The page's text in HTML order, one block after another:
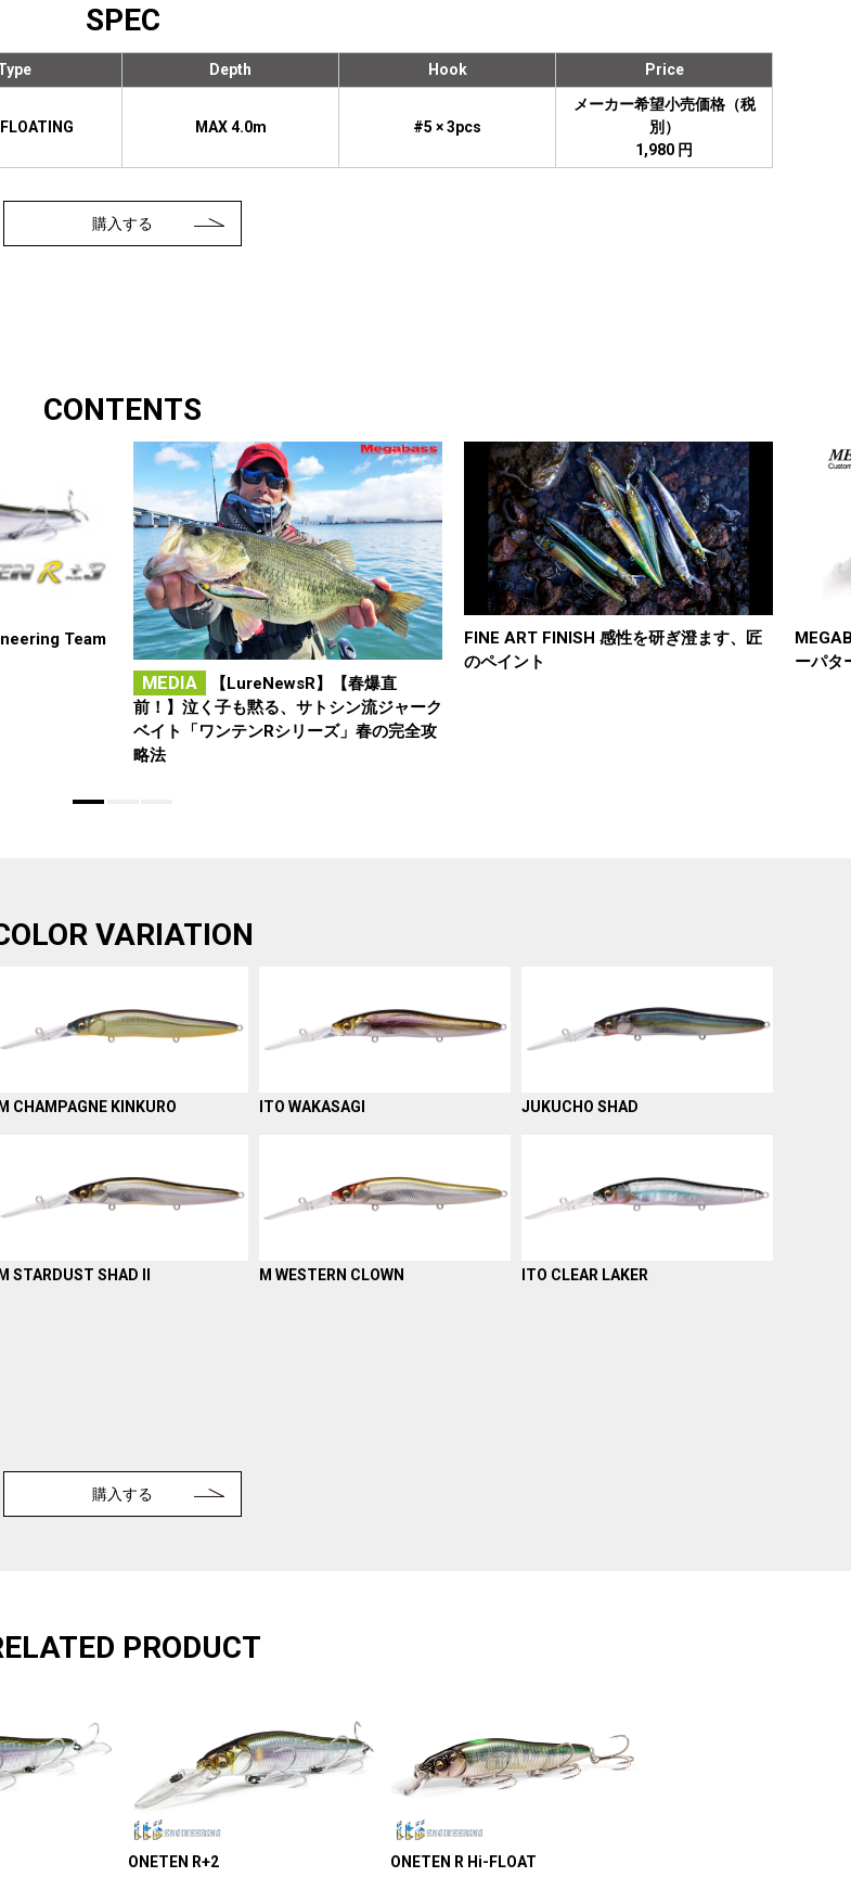
SPEC
Depth
MAX 4.0m
Hook
#5 × 3pcs
Price
メーカー希望小売価格（税
別）
1,980 円
購入する
CONTENTS
Team
MEDIA
【LureNewsR】【春爆直
前！】泣く子も黙る、サトシン流ジャーク
ベイト「ワンテンRシリーズ」春の完全攻
略法
FINE ART FINISH 感性を研ぎ澄ます、匠
のペイント
ーパタ
VARIATION
M CHAMPAGNE KINKURO ITO WAKASAGI JUKUCHO SHAD
M STARDUST SHAD II M WESTERN CLOWN ITO CLEAR LAKER
購入する
PRODUCT
ONETEN R+2 ONETEN R Hi-FLOAT